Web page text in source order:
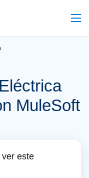
MuleSoft
este